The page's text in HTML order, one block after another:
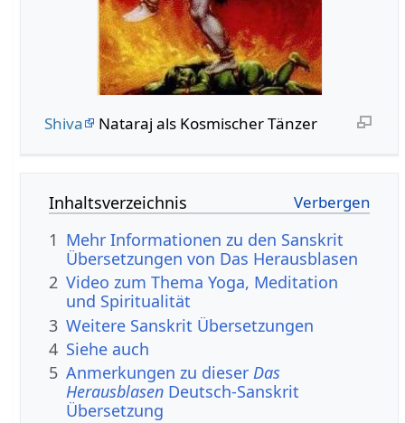
Shiva Nataraj als Kosmischer Tänzer
Inhaltsverzeichnis
1 Mehr Informationen zu den Sanskrit
Übersetzungen von Das Herausblasen
2 Video zum Thema Yoga, Meditation
und Spiritualität
3 Weitere Sanskrit Übersetzungen
4 Siehe auch
5 Anmerkungen zu dieserDas
Herausblasen Deutsch-Sanskrit
Übersetzung